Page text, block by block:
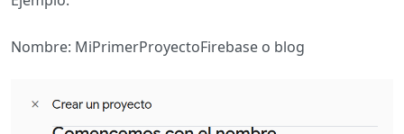
Nombre: MiPrimerProyectoFirebase o blog